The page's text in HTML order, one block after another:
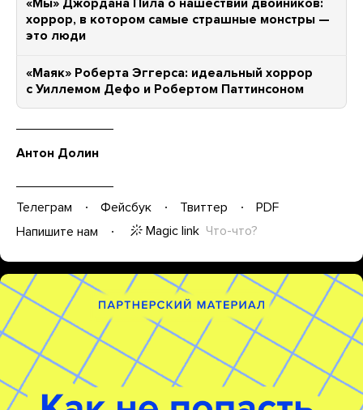
«Мы» Джордана Пила о нашествии двойников:
хоррор, в котором самые страшные монстры —
это люди
«Маяк» Роберта Эггерса: идеальный хоррор
с Уиллемом Дефо и Робертом Паттинсоном
Антон Долин
Телеграм Фейсбук Твиттер
PDF
Напишите нам
Magic link Что-что?